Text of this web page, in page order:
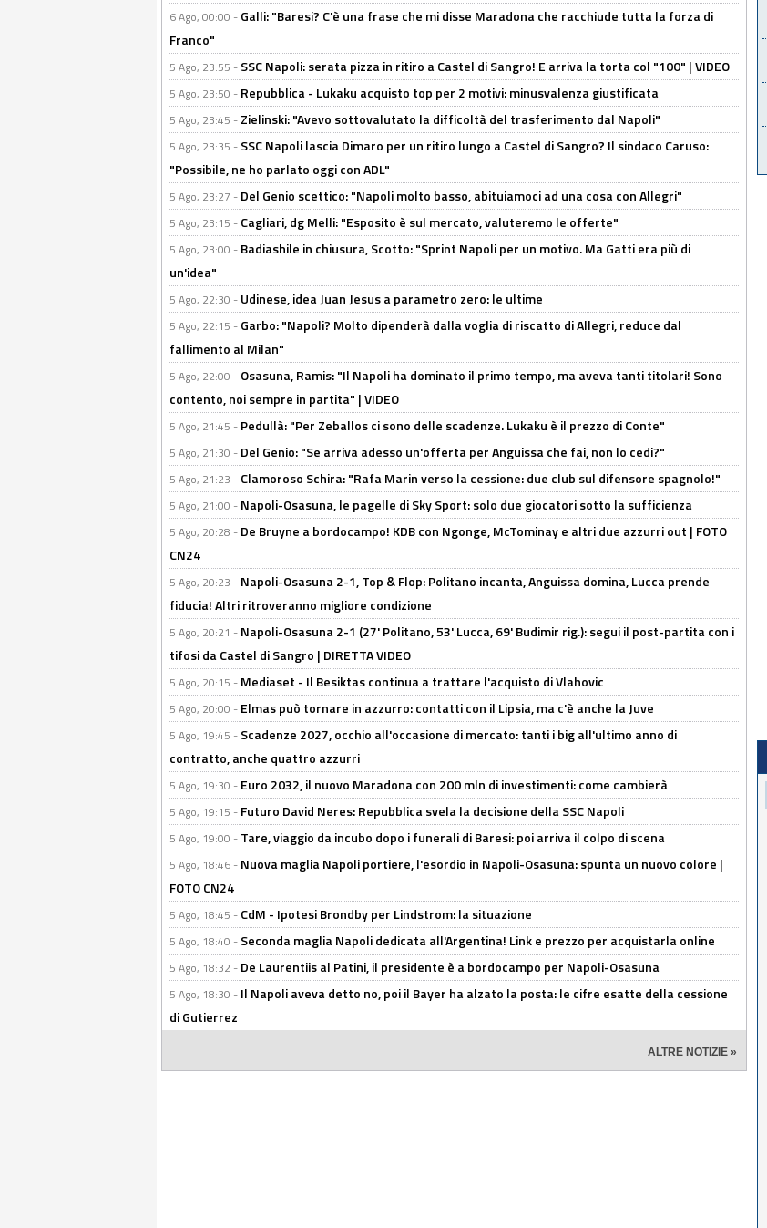
6 Ago, 00:00 - Galli: "Baresi? C'è una frase che mi disse Maradona che racchiude tutta la forza di
Franco"
5 Ago, 23:55 - SSC Napoli: serata pizza in ritiro a Castel di Sangro! E arriva la torta col "100" | VIDEO
5 Ago, 23:50 - Repubblica - Lukaku acquisto top per 2 motivi: minusvalenza giustificata
5 Ago, 23:45 - Zielinski: "Avevo sottovalutato la difficoltà del trasferimento dal Napoli"
5 Ago, 23:35 - SSC Napoli lascia Dimaro per un ritiro lungo a Castel di Sangro? Il sindaco Caruso:
"Possibile, ne ho parlato oggi con ADL"
5 Ago, 23:27 - Del Genio scettico: "Napoli molto basso, abituiamoci ad una cosa con Allegri"
5 Ago, 23:15 - Cagliari, dg Melli: "Esposito è sul mercato, valuteremo le offerte"
5 Ago, 23:00 - Badiashile in chiusura, Scotto: "Sprint Napoli per un motivo. Ma Gatti era più di
un'idea"
5 Ago, 22:30 - Udinese, idea Juan Jesus a parametro zero: le ultime
5 Ago, 22:15 - Garbo: "Napoli? Molto dipenderà dalla voglia di riscatto di Allegri, reduce dal
fallimento al Milan"
5 Ago, 22:00 - Osasuna, Ramis: "Il Napoli ha dominato il primo tempo, ma aveva tanti titolari! Sono
contento, noi sempre in partita" | VIDEO
5 Ago, 21:45 - Pedullà: "Per Zeballos ci sono delle scadenze. Lukaku è il prezzo di Conte"
5 Ago, 21:30 - Del Genio: "Se arriva adesso un'offerta per Anguissa che fai, non lo cedi?"
5 Ago, 21:23 - Clamoroso Schira: "Rafa Marin verso la cessione: due club sul difensore spagnolo!"
5 Ago, 21:00 - Napoli-Osasuna, le pagelle di Sky Sport: solo due giocatori sotto la sufficienza
5 Ago, 20:28 - De Bruyne a bordocampo! KDB con Ngonge, McTominay e altri due azzurri out | FOTO
CN24
5 Ago, 20:23 - Napoli-Osasuna 2-1, Top & Flop: Politano incanta, Anguissa domina, Lucca prende
fiducia! Altri ritroveranno migliore condizione
5 Ago, 20:21 - Napoli-Osasuna 2-1 (27' Politano, 53' Lucca, 69' Budimir rig.): segui il post-partita con i
tifosi da Castel di Sangro | DIRETTA VIDEO
5 Ago, 20:15 - Mediaset - Il Besiktas continua a trattare l'acquisto di Vlahovic
5 Ago, 20:00 - Elmas può tornare in azzurro: contatti con il Lipsia, ma c'è anche la Juve
5 Ago, 19:45 - Scadenze 2027, occhio all'occasione di mercato: tanti i big all'ultimo anno di
contratto, anche quattro azzurri
5 Ago, 19:30 - Euro 2032, il nuovo Maradona con 200 mln di investimenti: come cambierà
5 Ago, 19:15 - Futuro David Neres: Repubblica svela la decisione della SSC Napoli
5 Ago, 19:00 - Tare, viaggio da incubo dopo i funerali di Baresi: poi arriva il colpo di scena
5 Ago, 18:46 - Nuova maglia Napoli portiere, l'esordio in Napoli-Osasuna: spunta un nuovo colore |
FOTO CN24
5 Ago, 18:45 - CdM - Ipotesi Brondby per Lindstrom: la situazione
5 Ago, 18:40 - Seconda maglia Napoli dedicata all'Argentina! Link e prezzo per acquistarla online
5 Ago, 18:32 - De Laurentiis al Patini, il presidente è a bordocampo per Napoli-Osasuna
5 Ago, 18:30 - Il Napoli aveva detto no, poi il Bayer ha alzato la posta: le cifre esatte della cessione
di Gutierrez
ALTRE NOTIZIE »